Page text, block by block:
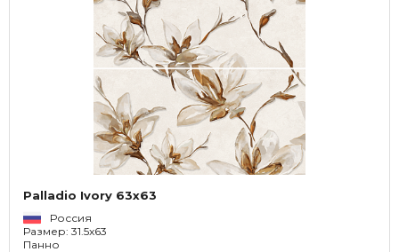
Palladio Ivory 63x63
Россия
Размер: 31.5x63
Панно